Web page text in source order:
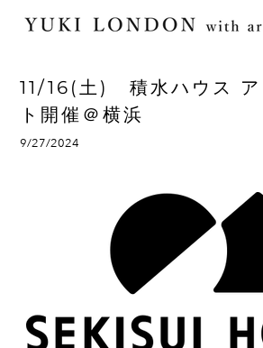
11/16(土) 積水ハウス ア
ト開催＠横浜
9/27/2024
最新情報
メディア情報
アロマイベント／講習会
アロマ空間デザイ
アロマ空間導入の目的・メ
香りの定期便
オリジナル商品
精油56種
グッズ基材
名入れギフト
特別なギフトセレクシ
アロマコラム